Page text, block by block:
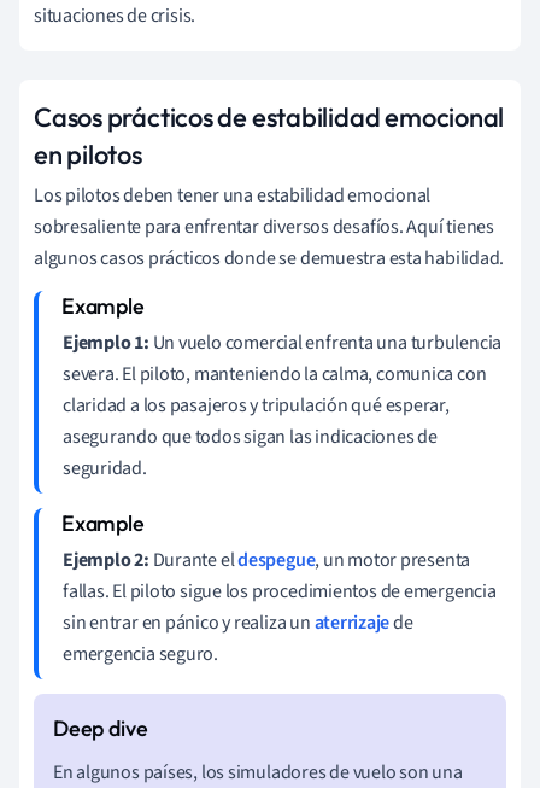
situaciones de crisis.
Casos prácticos de estabilidad emocional
en pilotos
Los pilotos deben tener una estabilidad emocional
sobresaliente para enfrentar diversos desafíos. Aquí tienes
algunos casos prácticos donde se demuestra esta habilidad.
Ejemplo 1: Un vuelo comercial enfrenta una turbulencia
severa. El piloto, manteniendo la calma, comunica con
claridad a los pasajeros y tripulación qué esperar,
asegurando que todos sigan las indicaciones de
seguridad.
Ejemplo 2: Durante eldespegue, un motor presenta
fallas. El piloto sigue los procedimientos de emergencia
sin entrar en pánico y realiza unaterrizajede
emergencia seguro.
En algunos países, los simuladores de vuelo son una